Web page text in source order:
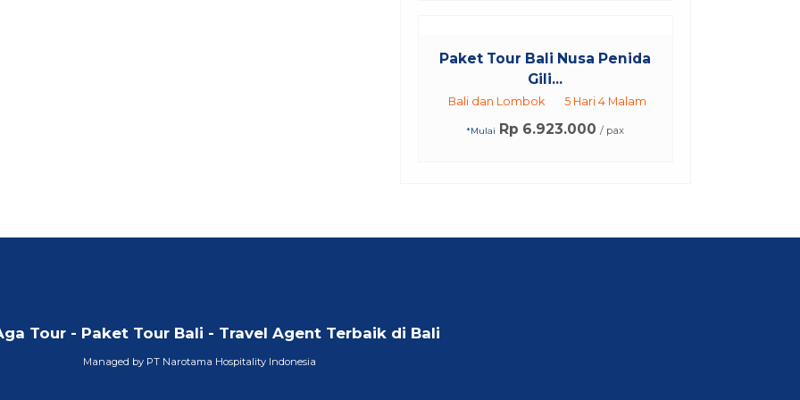
Paket Tour Bali Nusa Penida
Gili...
Bali dan Lombok 5 Hari 4 Malam
*Mulai Rp 6.923.000 / pax
Tour - Paket Tour Bali - Travel Agent Terbaik di Bali
Managed by PT Narotama Hospitality Indonesia